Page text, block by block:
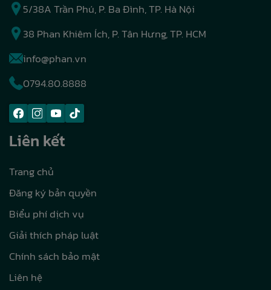
5/38A Trần Phú, P. Ba Đình, TP. Hà Nội
38 Phan Khiêm Ích, P. Tân Hưng, TP. HCM
info@phan.vn
0794.80.8888
Liên kết
Trang chủ
Đăng ký bản quyền
Biểu phí dịch vụ
Giải thích pháp luật
Chính sách bảo mật
Liên hệ